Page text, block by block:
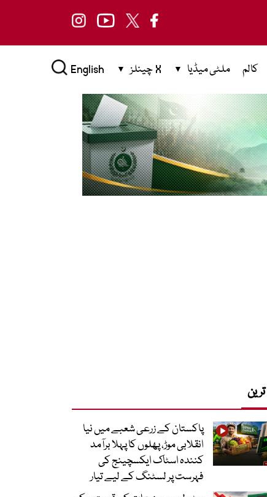
کالم ملٹی میڈیا X چینلز English
ترین
پاکستان کے زرعی شعبے میں نیا
انقلابی موڑ، پھلوں کا پہلا برآمد
کنندہ اسٹاک ایکسچینج کی
فہرست پر لسٹنگ کے لیے تیار